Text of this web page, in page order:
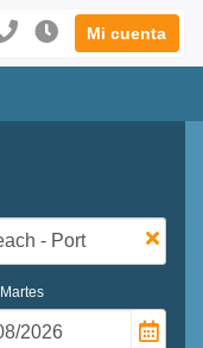
Mi cuenta
Martes